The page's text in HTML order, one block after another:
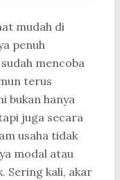
mudah di
penuh
mencoba
terus
bukan hanya
juga secara
usaha tidak
modal atau
Sering kali, akar